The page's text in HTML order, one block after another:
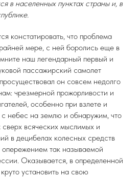
в населенных пунктах страны и, в
констатировать, что проблема
мере, с ней боролись еще в
наш легендарный первый и
пассажирский самолет
он совсем недолго
чрезмерной прожорливости и
особенно при взлете и
небес на землю и обнаружим, что
сверх всяческих мыслимых и
в децибелах колесных средств
так называемой
Оказывается, в определенной
установить на свою